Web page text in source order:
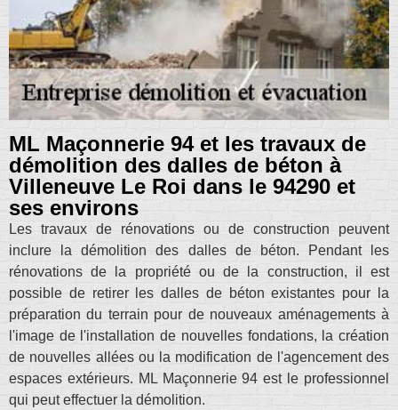
ML Maçonnerie 94 et les travaux de
démolition des dalles de béton à
Villeneuve Le Roi dans le 94290 et
ses environs
Les travaux de rénovations ou de construction peuvent
inclure la démolition des dalles de béton. Pendant les
rénovations de la propriété ou de la construction, il est
possible de retirer les dalles de béton existantes pour la
préparation du terrain pour de nouveaux aménagements à
l'image de l'installation de nouvelles fondations, la création
de nouvelles allées ou la modification de l'agencement des
espaces extérieurs. ML Maçonnerie 94 est le professionnel
qui peut effectuer la démolition.